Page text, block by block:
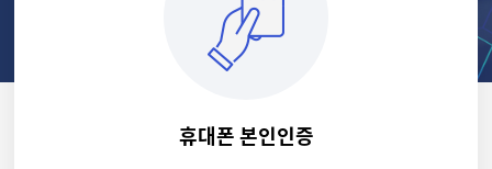
휴대폰 본인인증